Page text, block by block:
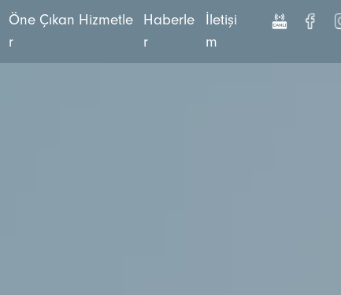
Öne Çıkan Hizmetle
r
Haberle
r
letişi
m